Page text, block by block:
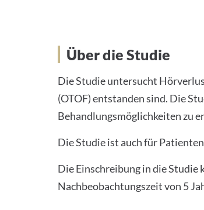
Hintergrund
Über die Studie
Die Studie untersucht
(OTOF) entstanden sind. Die
Behandlungsmöglichkeiten zu
Die Studie ist auch für
Die Einschreibung in die Studie
Nachbeobachtungszeit von 5